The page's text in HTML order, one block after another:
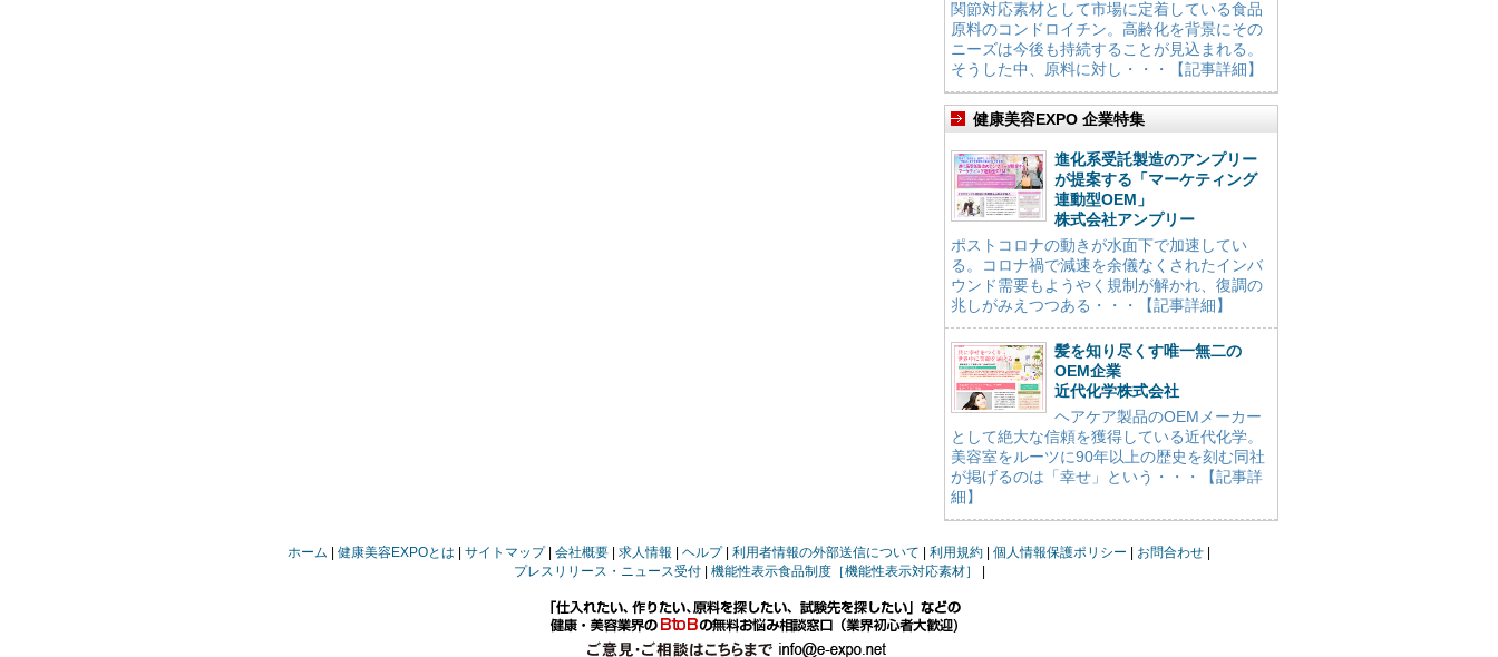
関節対応素材として市場に定着している食品
原料のコンドロイチン。高齢化を背景にその
ニーズは今後も持続することが見込まれる。
そうした中、原料に対し・・・【記事詳細】
健康美容EXPO 企業特集
進化系受託製造のアンプリー
が提案する「マーケティング
連動型OEM」
株式会社アンプリー
ポストコロナの動きが水面下で加速してい
る。コロナ禍で減速を余儀なくされたインバ
ウンド需要もようやく規制が解かれ、復調の
兆しがみえつつある・・・【記事詳細】
髪を知り尽くす唯一無二の
OEM企業
近代化学株式会社
ヘアケア製品のOEMメーカー
として絶大な信頼を獲得している近代化学。
美容室をルーツに90年以上の歴史を刻む同社
が掲げるのは「幸せ」という・・・【記事詳
細】
ホーム 健康美容EXPOとは サイトマップ 会社概要 求人情報 ヘルプ 利用者情報の外部送信について 利用規約 個人情報保護ポリシー
お問合わせ
プレスリリース・ニュース受付
機能性表示食品制度［機能性表示対応素材］